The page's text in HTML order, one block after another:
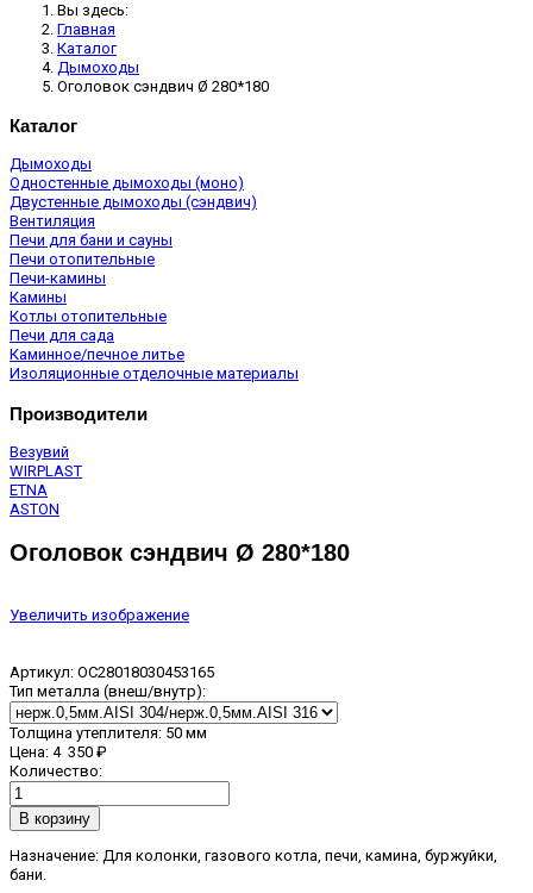
Вы здесь:
Главная
Каталог
Дымоходы
Оголовок сэндвич Ø 280*180
Каталог
Дымоходы
Одностенные дымоходы (моно)
Двустенные дымоходы (сэндвич)
Вентиляция
Печи для бани и сауны
Печи отопительные
Печи-камины
Камины
Котлы отопительные
Печи для сада
Каминное/печное литье
Изоляционные отделочные материалы
Производители
Везувий
WIRPLAST
ETNA
ASTON
Оголовок сэндвич Ø 280*180
Увеличить изображение
Артикул: ОС28018030453165
Тип металла (внеш/внутр):
Толщина утеплителя: 50 мм
Цена: 4 350 ₽
Количество:
Назначение: Для колонки, газового котла, печи, камина, буржуйки,
бани.